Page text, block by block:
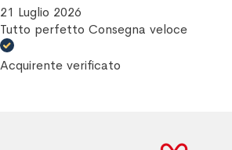
21 Luglio 2026
Tutto perfetto Consegna veloce
Acquirente verificato